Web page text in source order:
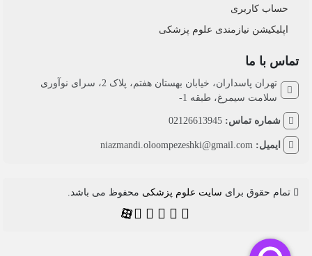
حساب کاربری
اپلیکیشن نیازمندی علوم پزشکی
تماس با ما
تهران پاسداران، خیابان بهستان هفتم، پلاک 2، سرای نوآوری
سلامت سیمرغ، طبقه 1-
شماره تماس:02126613945
ایمیل: niazmandi.oloompezeshki@gmail.com
تمام حقوق برای سایت علوم پزشکی محفوظ می باشد.